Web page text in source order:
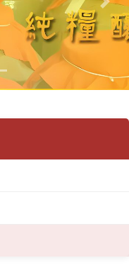
下一